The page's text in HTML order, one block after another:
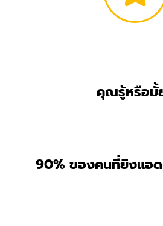
คุณรู้หรือมั้
90% ของคนที่ยิงแอด